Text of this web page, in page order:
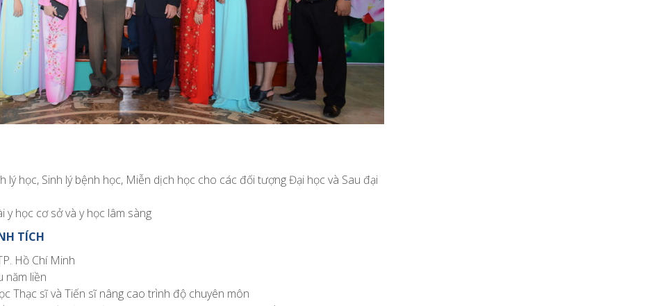
lý học, Sinh lý bệnh học, Miễn dịch học cho các đối tượng Đại học và Sau đại
học cơ sở và y học lâm sàng
TÍCH
Hồ Chí Minh
năm liền
Thạc sĩ và Tiến sĩ nâng cao trình độ chuyên môn